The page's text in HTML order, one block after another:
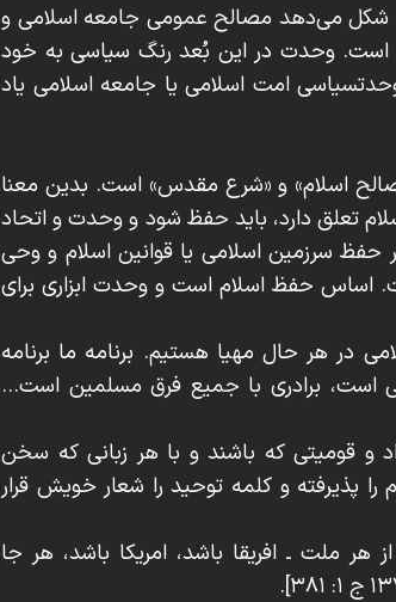
شکل می‌دهد مصالح عمومی جامعه اسلامی و
است. وحدت در این بُعد رنگ سیاسی به خود
امت اسلامی یا جامعه اسلامی یاد
اسلام» و «شرع مقدس» است. بدین معنا
تعلق دارد، باید حفظ شود و وحدت و اتحاد
حفظ سرزمین اسلامی یا قوانین اسلام و وحی
اساس حفظ اسلام است و وحدت ابزاری برای
در هر حال مهیا هستیم. برنامه ما برنامه
است، برادری با جمیع فرق مسلمین است...
و قومیتی که باشند و با هر زبانی که سخن
پذیرفته و کلمه توحید را شعار خویش قرار
ملت ـ افریقا باشد، امریکا باشد، هر جا